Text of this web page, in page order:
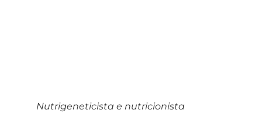
Nutrigeneticista e nutricionista